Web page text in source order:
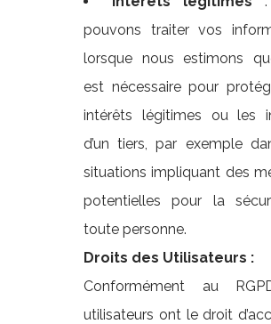
pouvons traiter vos
lorsque nous estimons
est nécessaire pour
intérêts légitimes ou les
d’un tiers, par exemple
situations impliquant des
potentielles pour la
toute personne.
Droits des Utilisateurs :
Conformément au
utilisateurs ont le droit